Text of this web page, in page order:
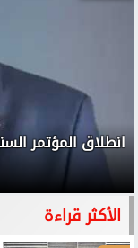
الأكثر قراءة